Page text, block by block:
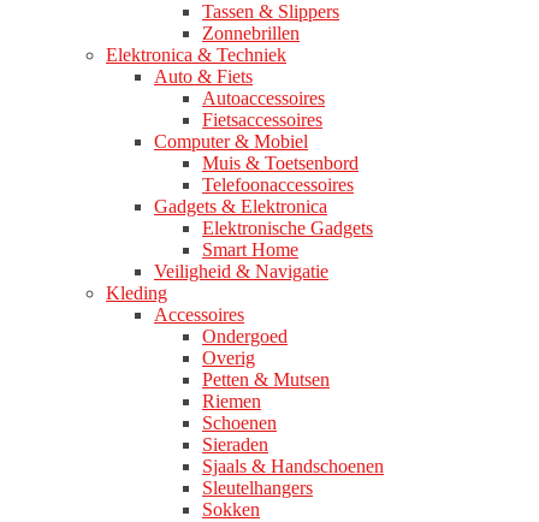
Tassen & Slippers
Zonnebrillen
Elektronica & Techniek
Auto & Fiets
Autoaccessoires
Fietsaccessoires
Computer & Mobiel
Muis & Toetsenbord
Telefoonaccessoires
Gadgets & Elektronica
Elektronische Gadgets
Smart Home
Veiligheid & Navigatie
Kleding
Accessoires
Ondergoed
Overig
Petten & Mutsen
Riemen
Schoenen
Sieraden
Sjaals & Handschoenen
Sleutelhangers
Sokken